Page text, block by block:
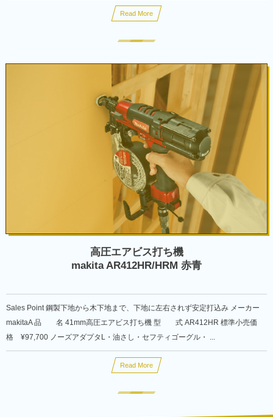
Read More
高圧エアビス打ち機
makita AR412HR/HRM 赤青
Sales Point 鋼製下地から木下地まで、下地に左右されず安定打込み メーカー
makitaA 品 名 41mm高圧エアビス打ち機 型 式 AR412HR 標準小売価
格 ¥97,700 ノーズアダプタL・油さし・セフティゴーグル・ ...
Read More